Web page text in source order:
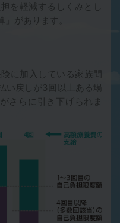
を軽減するしくみとし
があります。
に加入している家族間
い戻しが3回以上ある場
さらに引き下げられま